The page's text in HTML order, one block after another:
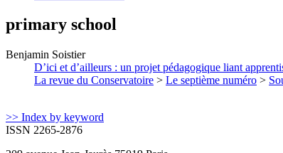
primary school
Benjamin Soistier
D’ici et d’ailleurs : un projet pédagogique liant
La revue du Conservatoire > Le septième numéro >
>> Index by keyword
ISSN 2265-2876